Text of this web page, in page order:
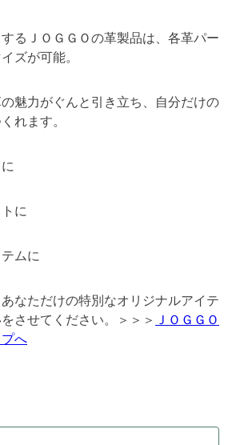
るＪＯＧＧＯの革製品は、各革パー
ズが可能。
魅力がぐんと引き立ち、自分だけの
れます。
に
ムに
なただけの特別なオリジナルアイテ
させてください。＞＞＞ ＪＯＧＧＯ
へ